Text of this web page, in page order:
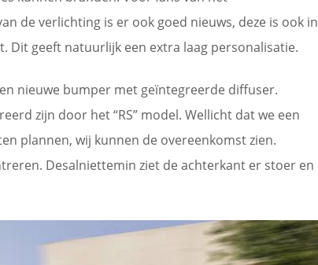
de verlichting is er ook goed nieuws, deze is ook in
Dit geeft natuurlijk een extra laag personalisatie.
nieuwe bumper met geïntegreerde diffuser.
zijn door het “RS” model. Wellicht dat we een
plannen, wij kunnen de overeenkomst zien.
Desalniettemin ziet de achterkant er stoer en